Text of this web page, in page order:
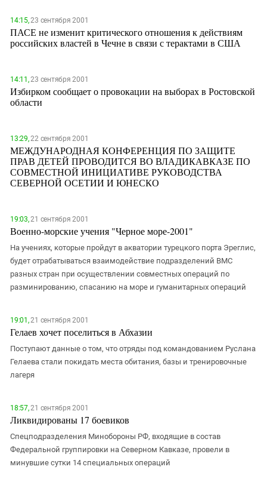
14:15,23 сентября 2001
ПАСЕ не изменит критического отношения к действиям
российских властей в Чечне в связи с терактами в США
14:11,23 сентября 2001
Избирком сообщает о провокации на выборах в Ростовской
области
13:29,22 сентября 2001
МЕЖДУНАРОДНАЯ КОНФЕРЕНЦИЯ ПО ЗАЩИТЕ
ПРАВ ДЕТЕЙ ПРОВОДИТСЯ ВО ВЛАДИКАВКАЗЕ ПО
СОВМЕСТНОЙ ИНИЦИАТИВЕ РУКОВОДСТВА
СЕВЕРНОЙ ОСЕТИИ И ЮНЕСКО
19:03,21 сентября 2001
Военно-морские учения "Черное море-2001"
На учениях, которые пройдут в акватории турецкого порта Эреглис,
будет отрабатываться взаимодействие подразделений ВМС
разных стран при осуществлении совместных операций по
разминированию, спасанию на море и гуманитарных операций
19:01,21 сентября 2001
Гелаев хочет поселиться в Абхазии
Поступают данные о том, что отряды под командованием Руслана
Гелаева стали покидать места обитания, базы и тренировочные
лагеря
18:57,21 сентября 2001
Ликвидированы 17 боевиков
Спецподразделения Минобороны РФ, входящие в состав
Федеральной группировки на Северном Кавказе, провели в
минувшие сутки 14 специальных операций